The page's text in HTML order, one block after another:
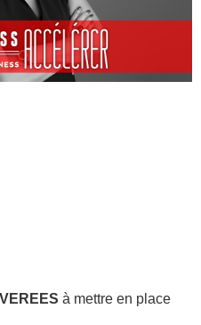
à mettre en place